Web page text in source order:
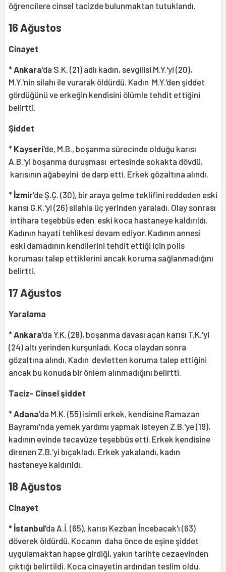
öğrencilere cinsel tacizde bulunmaktan tutuklandı.
16 Ağustos
Cinayet
*Ankara'da S.K. (21) adlı kadın, sevgilisi M.Y.'yi (20),
M.Y.'nin silahı ile vurarak öldürdü. Kadın M.Y.'den şiddet
gördüğünü ve erkeğin kendisini ölümle tehdit ettiğini
belirtti.
Şiddet
* Kayseri'de, M.B., boşanma sürecinde olduğu karısı
A.B.'yi boşanma duruşması ertesinde sokakta dövdü,
karısının ağabeyini de darp etti. Erkek gözaltına alındı.
* İzmir'de Ş.Ç. (30), bir araya gelme teklifini reddeden eski
karısı G.K.'yi (26) silahla üç yerinden yaraladı. Olay sonrası
intihara teşebbüs eden eski koca hastaneye kaldırıldı.
Kadının hayati tehlikesi devam ediyor. Kadının annesi
eski damadının kendilerini tehdit ettiği için polis
koruması talep ettiklerini ancak koruma sağlanmadığını
belirtti.
17 Ağustos
Yaralama
*Ankara'da Y.K. (28), boşanma davası açan karısı T.K.'yi
(24) altı yerinden kurşunladı. Koca olaydan sonra
gözaltına alındı. Kadın devletten koruma talep ettiğini
ancak bu konuda bir önlem alınmadığını belirtti.
Taciz- Cinsel şiddet
*Adana'da M.K. (55) isimli erkek, kendisine Ramazan
Bayramı'nda yemek yardımı yapmak isteyen Z.B.'ye (19),
kadının evinde tecavüze teşebbüs etti. Erkek kendisine
direnen Z.B.'yi bıçakladı. Erkek yakalandı, kadın
hastaneye kaldırıldı.
18 Ağustos
Cinayet
* İstanbul'da A.İ. (65), karısı Kezban İncebacak'ı (63)
döverek öldürdü. Kocanın daha önce de eşine şiddet
uygulamaktan hapse girdiği, yakın tarihte cezaevinden
çıktığı belirtildi. Koca cinayetin ardından teslim oldu.